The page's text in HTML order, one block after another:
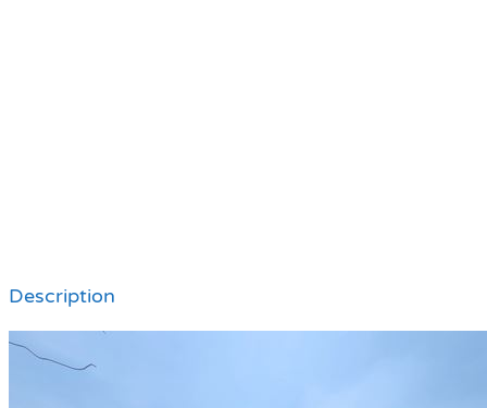
Description